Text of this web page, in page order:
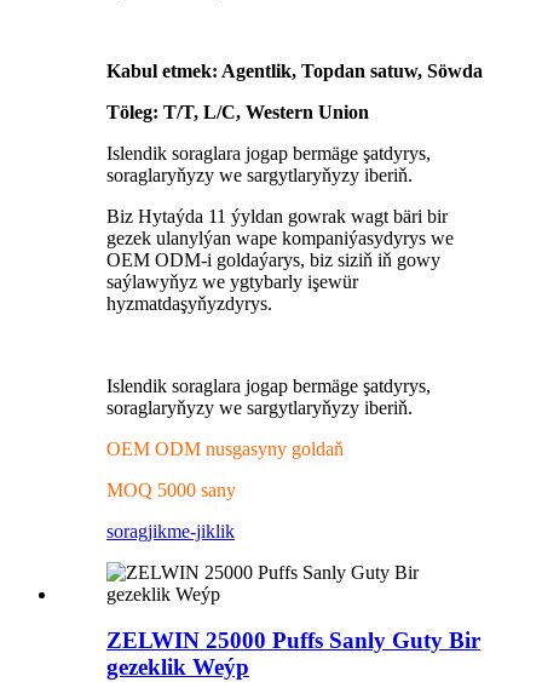
Kabul etmek: Agentlik, Topdan satuw, Söwda
Töleg: T/T, L/C, Western Union
Islendik soraglara jogap bermäge şatdyrys,
soraglaryňyzy we sargytlaryňyzy iberiň.
Biz Hytaýda 11 ýyldan gowrak wagt bäri bir
gezek ulanylýan wape kompaniýasydyrys we
OEM ODM-i goldaýarys, biz siziň iň gowy
saýlawyňyz we ygtybarly işewür
hyzmatdaşyňyzdyrys.
Islendik soraglara jogap bermäge şatdyrys,
soraglaryňyzy we sargytlaryňyzy iberiň.
OEM ODM nusgasyny goldaň
MOQ 5000 sany
soragjikme-jiklik
ZELWIN 25000 Puffs Sanly Guty Bir
gezeklik Weýp